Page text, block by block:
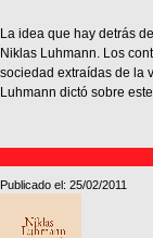
La idea que hay detrás
Niklas Luhmann. Los
sociedad extraídas de la
Luhmann dictó sobre
Publicado el: 25/02/2011